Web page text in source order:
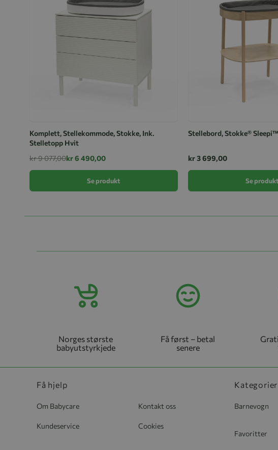
Komplett, Stellekommode, Stokke, Ink.
Stelletopp Hvit
kr 9 077,00kr 6 490,00
Se produkt
Stellebord, Stokke®
kr 3 699,00
Se produkt
Norges største
babyutstyrkjede
Få først – betal
senere
Få hjelp
Om Babycare Kontakt oss
Kundeservice Cookies
Kategorier
Barnevogn
Favoritter